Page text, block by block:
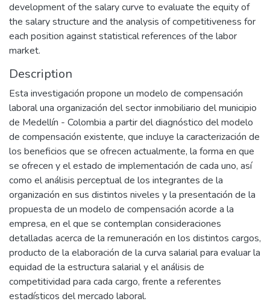
development of the salary curve to evaluate the equity of
the salary structure and the analysis of competitiveness for
each position against statistical references of the labor
market.
Description
Esta investigación propone un modelo de compensación
laboral una organización del sector inmobiliario del municipio
de Medellín - Colombia a partir del diagnóstico del modelo
de compensación existente, que incluye la caracterización de
los beneficios que se ofrecen actualmente, la forma en que
se ofrecen y el estado de implementación de cada uno, así
como el análisis perceptual de los integrantes de la
organización en sus distintos niveles y la presentación de la
propuesta de un modelo de compensación acorde a la
empresa, en el que se contemplan consideraciones
detalladas acerca de la remuneración en los distintos cargos,
producto de la elaboración de la curva salarial para evaluar la
equidad de la estructura salarial y el análisis de
competitividad para cada cargo, frente a referentes
estadísticos del mercado laboral.